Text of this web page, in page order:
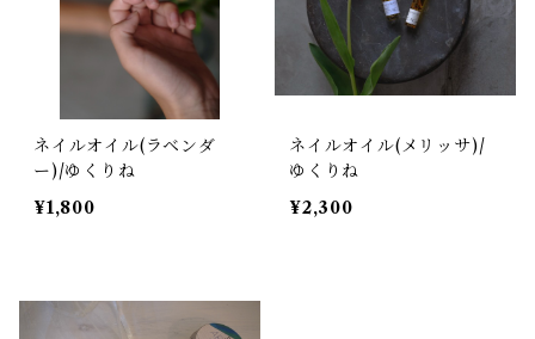
ネイルオイル(ラベンダ
ー)/ゆくりね
¥1,800
ネイルオイル(メリッサ)/
ゆくりね
¥2,300